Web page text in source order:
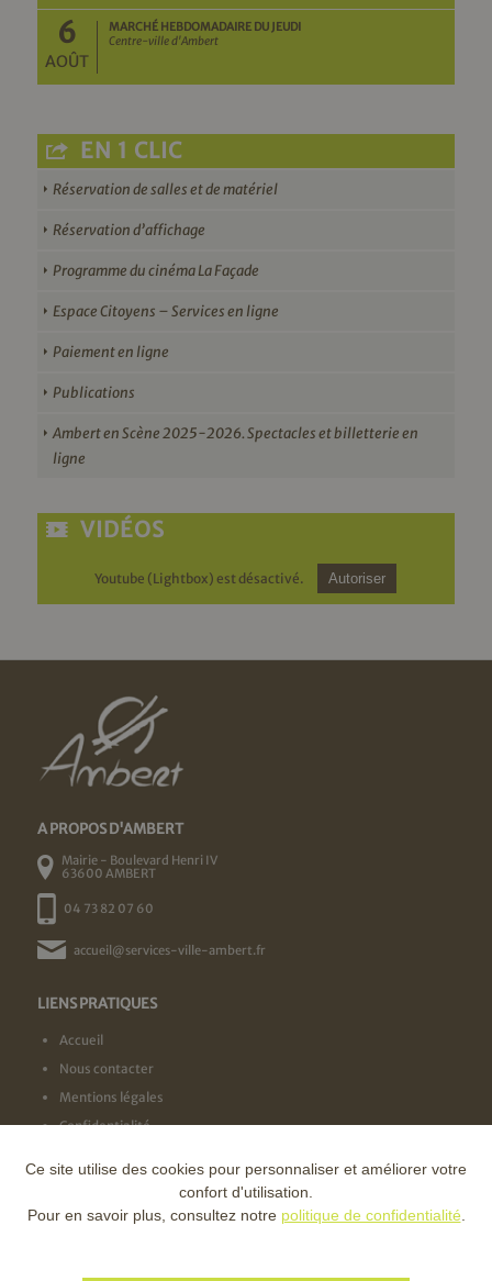
6
AOÛT
MARCHÉ HEBDOMADAIRE DU JEUDI
Centre-ville d'Ambert
EN 1 CLIC
Réservation de salles et de matériel
Réservation d’affichage
Programme du cinéma La Façade
Espace Citoyens – Services en ligne
Paiement en ligne
Publications
Ambert en Scène 2025-2026. Spectacles et billetterie en
ligne
VIDÉOS
Youtube (Lightbox) est désactivé. Autoriser
A PROPOS D'AMBERT
Mairie - Boulevard Henri IV
63600 AMBERT
04 73 82 07 60
accueil@services-ville-ambert.fr
LIENS PRATIQUES
Accueil
Nous contacter
Mentions légales
Confidentialité
NOS LABELS
Ce site utilise des cookies pour personnaliser et améliorer votre
confort d'utilisation.
Pour en savoir plus, consultez notre politique de confidentialité